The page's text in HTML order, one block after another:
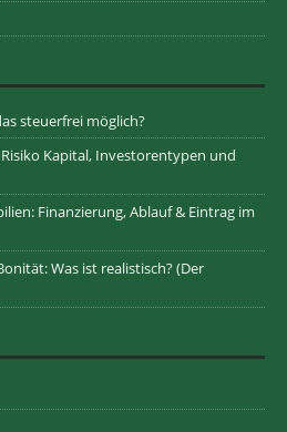
steuerfrei möglich?
Kapital, Investorentypen und
Finanzierung, Ablauf & Eintrag im
Was ist realistisch? (Der